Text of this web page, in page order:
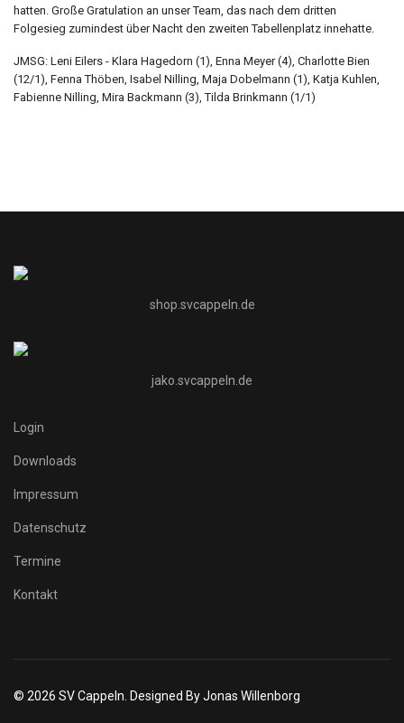
hatten. Große Gratulation an unser Team, das nach dem dritten
Folgesieg zumindest über Nacht den zweiten Tabellenplatz innehatte.
JMSG: Leni Eilers - Klara Hagedorn (1), Enna Meyer (4), Charlotte Bien
(12/1), Fenna Thöben, Isabel Nilling, Maja Dobelmann (1), Katja Kuhlen,
Fabienne Nilling, Mira Backmann (3), Tilda Brinkmann (1/1)
shop.svcappeln.de
jako.svcappeln.de
Login
Downloads
Impressum
Datenschutz
Termine
Kontakt
© 2026 SV Cappeln. Designed By Jonas Willenborg